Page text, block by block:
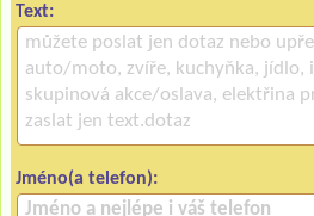
Text:
Jméno(a telefon):